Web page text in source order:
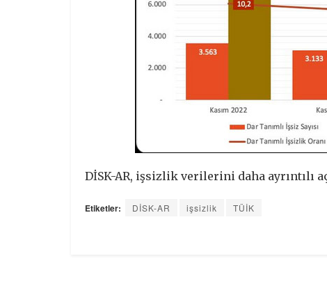
DİSK-AR, işsizlik verilerini daha ayrıntılı
Etiketler: DİSK-AR işsizlik TÜİK